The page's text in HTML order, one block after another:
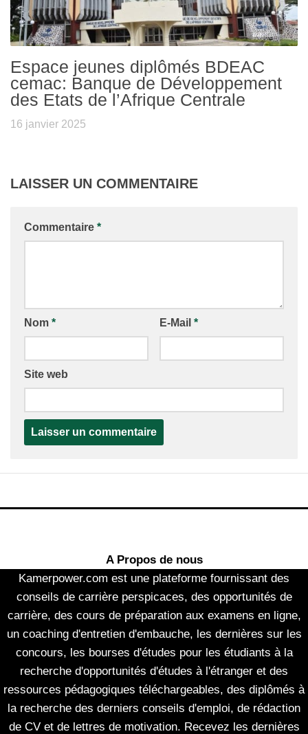
Espace jeunes diplômés BDEAC
cemac: Banque de Développement
des Etats de l’Afrique Centrale
16 janvier 2025
LAISSER UN COMMENTAIRE
Commentaire *
Nom * E-Mail *
Site web
A Propos de nous
Kamerpower.com est une plateforme fournissant des
conseils de carrière perspicaces, des opportunités de
carrière, des cours de préparation aux examens en ligne,
un coaching d'entretien d'embauche, les dernières sur les
concours, les bourses d'études pour les étudiants à la
recherche d'opportunités d'études à l'étranger et des
ressources pédagogiques téléchargeables, des diplômés à
la recherche des derniers conseils d'emploi, de rédaction
de CV et de lettres de motivation. Recevez les dernières